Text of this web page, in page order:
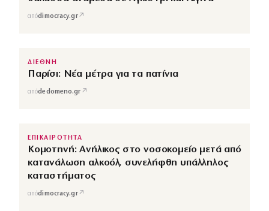
να ασκούν πίεση στο Ιράν
dedomeno.gr ↗